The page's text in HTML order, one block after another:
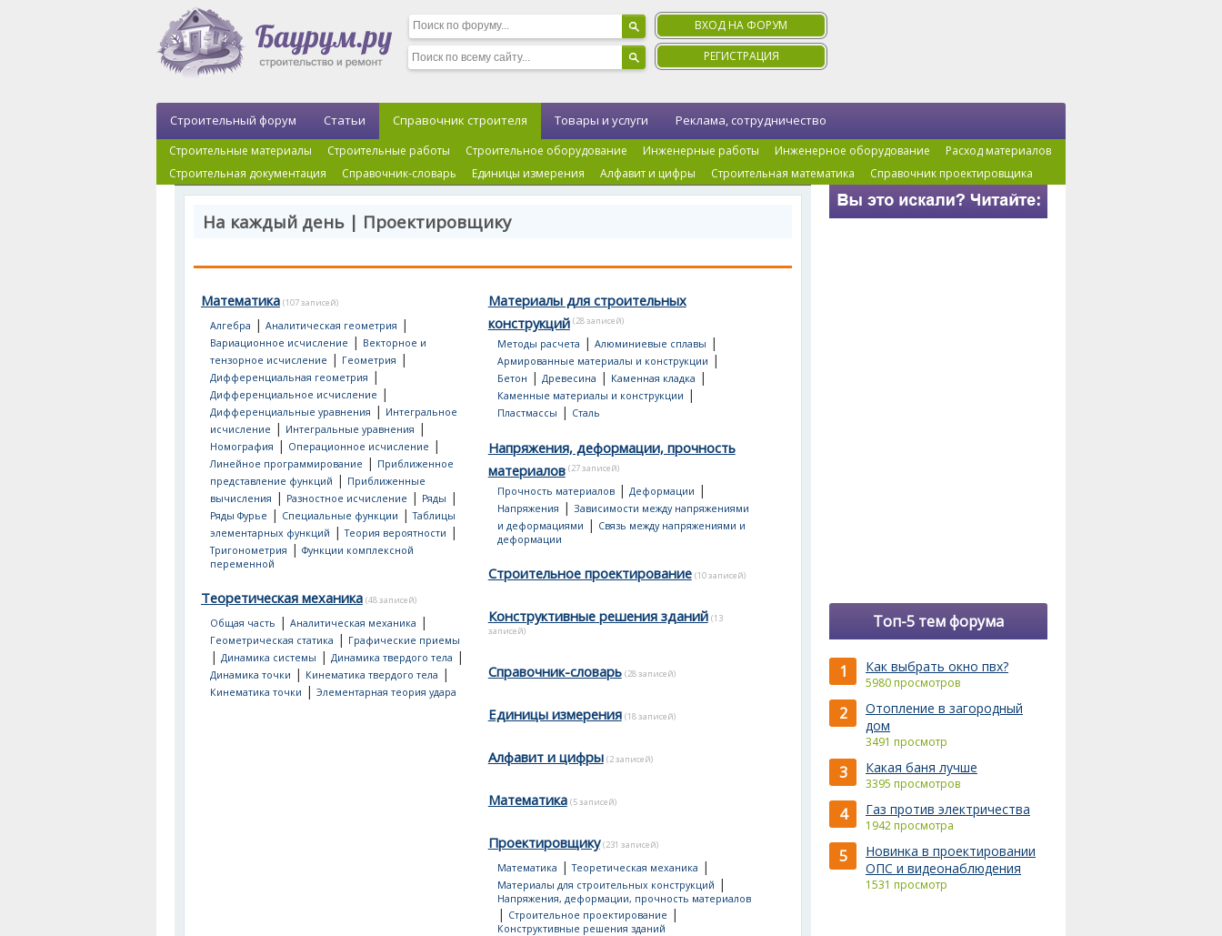
ВХОД НА ФОРУМ
РЕГИСТРАЦИЯ
Строительный форум Статьи Справочник строителя
Строительные материалы Строительные работы Строительное оборудование Инженерные работы Инженерное оборудование
Расход материалов
Строительная документация
Справочник-словарь Единицы измерения Алфавит и цифры Строительная математика Справочник проектировщика
Товары и услуги Реклама, сотрудничество
На каждый день | Проектировщику
Математика (107 записей)
Алгебра | Аналитическая геометрия |
Вариационное исчисление | Векторное и
тензорное исчисление | Геометрия |
Дифференциальная геометрия |
Дифференциальное исчисление |
Дифференциальные уравнения | Интегральное
исчисление | Интегральные уравнения |
Номография | Операционное исчисление |
Линейное программирование | Приближенное
представление функций | Приближенные
вычисления | Разностное исчисление | Ряды |
Ряды Фурье | Специальные функции |Таблицы
элементарных функций |Теория вероятности |
Тригонометрия | Функции комплексной
переменной
Теоретическая механика (48 записей)
Общая часть | Аналитическая механика |
Геометрическая статика | Графические приемы
| Динамика системы | Динамика твердого тела |
Динамика точки | Кинематика твердого тела |
Кинематика точки | Элементарная теория удара
Материалы для строительных
конструкций (28 записей)
Методы расчета | Алюминиевые сплавы |
Армированные материалы и конструкции |
Бетон | Древесина | Каменная кладка |
Каменные материалы и конструкции |
Пластмассы | Cталь
Напряжения, деформации, прочность
материалов (27 записей)
Прочность материалов| Деформации |
Напряжения | Зависимости между напряжениями
и деформациями | Связь между напряжениями и
деформации
Строительное проектирование (10 записей)
Конструктивные решения зданий (13
записей)
Справочник-словарь (28 записей)
Единицы измерения (18 записей)
Алфавит и цифры (2 записей)
Математика (5 записей)
Проектировщику (231 записей)
Математика |Теоретическая механика |
Материалы для строительных конструкций |
Напряжения, деформации, прочность материалов
| Строительное проектирование |
Конструктивные решения зданий
Топ-5 тем форума
1 Как выбрать окно пвх?
5980 просмотров
2
Отопление в загородный
дом
3491 просмотр
3 Какая баня лучше
3395 просмотров
4 Газ против электричества
1942 просмотра
5
Новинка в проектировании
ОПС и видеонаблюдения
1531 просмотр